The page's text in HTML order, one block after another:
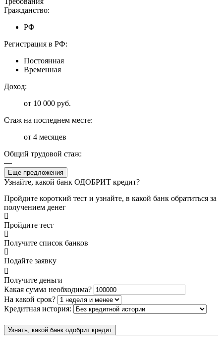
Гражданство:
РФ
Регистрация в РФ:
Постоянная
Временная
Доход:
от 10 000 руб.
Стаж на последнем месте:
от 4 месяцев
Общий трудовой стаж:
—
Еще предложения
Узнайте, какой банк ОДОБРИТ кредит?
Пройдите короткий тест и узнайте, в какой банк обратиться за
получением денег
Пройдите тест
Получите список банков
Подайте заявку
Получите деньги
Какая сумма необходима?
На какой срок?
Кредитная история:
Узнать, какой банк одобрит кредит